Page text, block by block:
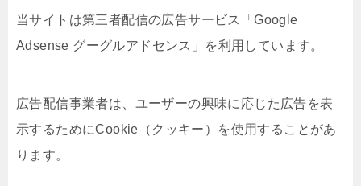
当サイトは第三者配信の広告サービス「Google
Adsense グーグルアドセンス」を利用しています。
広告配信事業者は、ユーザーの興味に応じた広告を表
示するためにCookie（クッキー）を使用することがあ
ります。